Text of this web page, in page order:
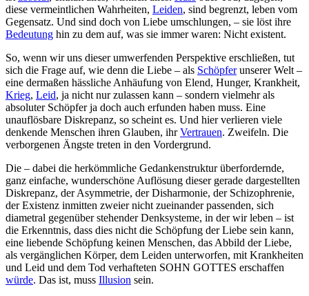
diese vermeintlichen Wahrheiten, Leiden, sind begrenzt, leben vom
Gegensatz. Und sind doch von Liebe umschlungen, – sie löst ihre
Bedeutung hin zu dem auf, was sie immer waren: Nicht existent.
So, wenn wir uns dieser umwerfenden Perspektive erschließen, tut
sich die Frage auf, wie denn die Liebe – als Schöpferunserer Welt –
eine dermaßen hässliche Anhäufung von Elend, Hunger, Krankheit,
Krieg, Leid, ja nicht nur zulassen kann – sondern vielmehr als
absoluter Schöpfer ja doch auch erfunden haben muss. Eine
unauflösbare Diskrepanz, so scheint es. Und hier verlieren viele
denkende Menschen ihren Glauben, ihrVertrauen. Zweifeln. Die
verborgenen Ängste treten in den Vordergrund.
Die – dabei die herkömmliche Gedankenstruktur überfordernde,
ganz einfache, wunderschöne Auflösung dieser gerade dargestellten
Diskrepanz, der Asymmetrie, der Disharmonie, der Schizophrenie,
der Existenz inmitten zweier nicht zueinander passenden, sich
diametral gegenüber stehender Denksysteme, in der wir leben – ist
die Erkenntnis, dass dies nicht die Schöpfung der Liebe sein kann,
eine liebende Schöpfung keinen Menschen, das Abbild der Liebe,
als vergänglichen Körper, dem Leiden unterworfen, mit Krankheiten
und Leid und dem Tod verhafteten SOHN GOTTES erschaffen
würde. Das ist, muss Illusion sein.